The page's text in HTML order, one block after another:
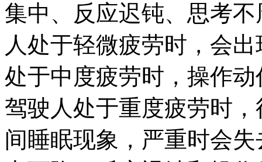
集中、反应迟钝、思考
人处于轻微疲劳时，会
处于中度疲劳时，操作
驾驶人处于重度疲劳时
间睡眠现象，严重时会